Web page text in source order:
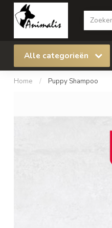
Alle categorieën
Home / Puppy Shampoo